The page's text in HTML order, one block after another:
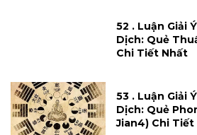
52 . Luận Giải
Dịch: Quẻ
Chi Tiết Nhất
53 . Luận Giải
Dịch: Quẻ
Jian4) Chi Tiết